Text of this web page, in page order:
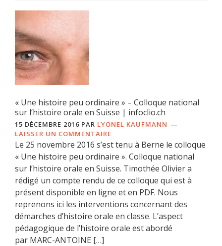
« Une histoire peu ordinaire » – Colloque national
sur l’histoire orale en Suisse | infoclio.ch
15 DÉCEMBRE 2016 PAR LYONEL KAUFMANN
LAISSER UN COMMENTAIRE
Le 25 novembre 2016 s’est tenu à Berne le colloque
« Une histoire peu ordinaire ». Colloque national
sur l’histoire orale en Suisse. Timothée Olivier a
rédigé un compte rendu de ce colloque qui est à
présent disponible en ligne et en PDF. Nous
reprenons ici les interventions concernant des
démarches d’histoire orale en classe. L’aspect
pédagogique de l’histoire orale est abordé
par MARC-ANTOINE […]